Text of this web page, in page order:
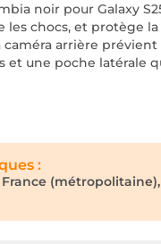
noir pour Galaxy
les chocs, et protège
arrière
et une poche latérale
:
France